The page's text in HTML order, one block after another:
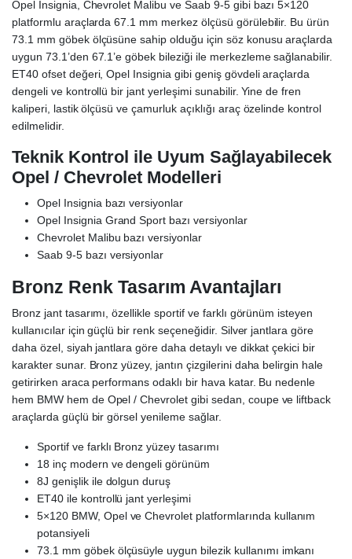
Opel Insignia, Chevrolet Malibu ve Saab 9-5 gibi bazı 5×120
platformlu araçlarda 67.1 mm merkez ölçüsü görülebilir. Bu ürün
73.1 mm göbek ölçüsüne sahip olduğu için söz konusu araçlarda
uygun 73.1’den 67.1’e göbek bileziği ile merkezleme sağlanabilir.
ET40 ofset değeri, Opel Insignia gibi geniş gövdeli araçlarda
dengeli ve kontrollü bir jant yerleşimi sunabilir. Yine de fren
kaliperi, lastik ölçüsü ve çamurluk açıklığı araç özelinde kontrol
edilmelidir.
Teknik Kontrol ile Uyum Sağlayabilecek
Opel / Chevrolet Modelleri
Opel Insignia bazı versiyonlar
Opel Insignia Grand Sport bazı versiyonlar
Chevrolet Malibu bazı versiyonlar
Saab 9-5 bazı versiyonlar
Bronz Renk Tasarım Avantajları
Bronz jant tasarımı, özellikle sportif ve farklı görünüm isteyen
kullanıcılar için güçlü bir renk seçeneğidir. Silver jantlara göre
daha özel, siyah jantlara göre daha detaylı ve dikkat çekici bir
karakter sunar. Bronz yüzey, jantın çizgilerini daha belirgin hale
getirirken araca performans odaklı bir hava katar. Bu nedenle
hem BMW hem de Opel / Chevrolet gibi sedan, coupe ve liftback
araçlarda güçlü bir görsel yenileme sağlar.
Sportif ve farklı Bronz yüzey tasarımı
18 inç modern ve dengeli görünüm
8J genişlik ile dolgun duruş
ET40 ile kontrollü jant yerleşimi
5×120 BMW, Opel ve Chevrolet platformlarında kullanım
potansiyeli
73.1 mm göbek ölçüsüyle uygun bilezik kullanımı imkanı